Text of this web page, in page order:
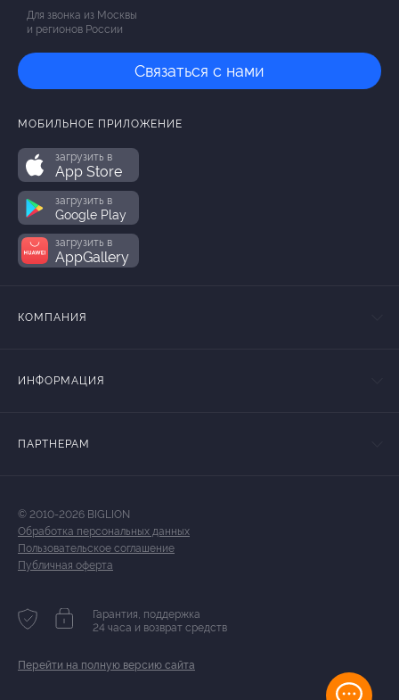
Для звонка из Москвы
и регионов России
Связаться с нами
МОБИЛЬНОЕ ПРИЛОЖЕНИЕ
загрузить в
App Store
загрузить в
Google Play
загрузить в
AppGallery
КОМПАНИЯ
ИНФОРМАЦИЯ
ПАРТНЕРАМ
© 2010-2026 BIGLION
Обработка персональных данных
Пользовательское соглашение
Публичная оферта
Гарантия, поддержка
24 часа и возврат средств
Перейти на полную версию сайта